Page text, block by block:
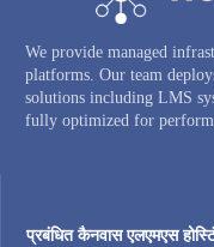
We provide managed
platforms. Our team
solutions including LMS
fully optimized for
प्रबंधित कैनवास एलएमएस